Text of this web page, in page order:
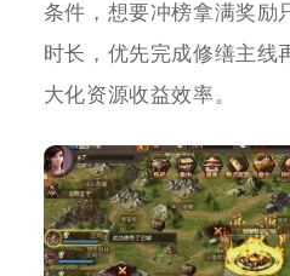
条件，想要冲榜拿满奖励
时长，优先完成修缮主线
大化资源收益效率。